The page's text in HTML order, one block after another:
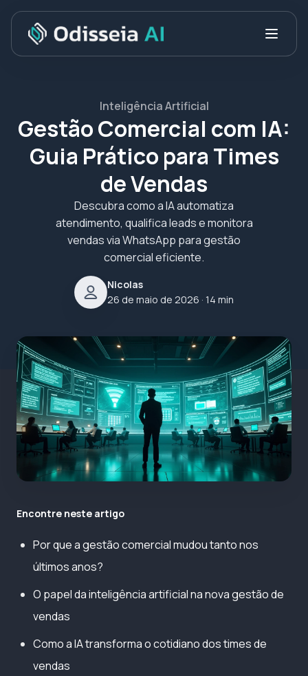
Inteligência Artificial
Gestão Comercial com IA:
Guia Prático para Times
de Vendas
Descubra como a IA automatiza
atendimento, qualifica leads e monitora
vendas via WhatsApp para gestão
comercial eficiente.
Nicolas
26 de maio de 2026 · 14 min
Encontre neste artigo
Por que a gestão comercial mudou tanto nos
últimos anos?
O papel da inteligência artificial na nova gestão de
vendas
Como a IA transforma o cotidiano dos times de
vendas